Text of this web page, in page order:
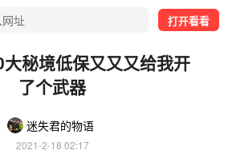
打开看看
秘境低保又又又给我开
了个武器
迷失君的物语
2021-2-18 02:17